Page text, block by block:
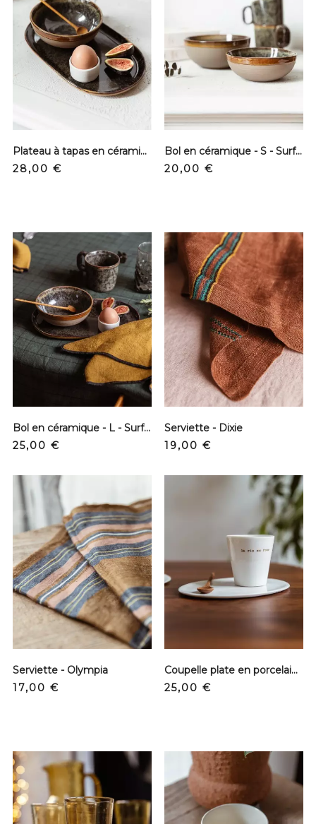
Plateau à tapas en céramique - Surface
Precio
28,00 €
Bol en céramique - S - Surface
Precio
20,00 €
Bol en céramique - L - Surface
Precio
25,00 €
Serviette - Dixie
Precio
19,00 €
Serviette - Olympia
Precio
17,00 €
Coupelle plate en porcelaine
Precio
25,00 €